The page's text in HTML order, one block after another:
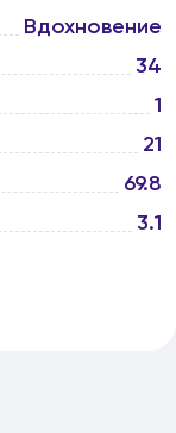
Вдохновение
34
1
21
69.8
3.1